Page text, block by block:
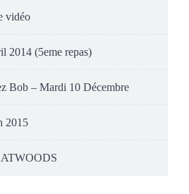
vidéo
2014 (5eme repas)
Bob – Mardi 10 Décembre
2015